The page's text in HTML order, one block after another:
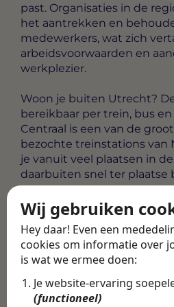
Wij gebruiken
Hey daar! Even een
cookies om informatie over
is wat we ermee doen:
Je website-ervaring
(functioneel)
past. Organisaties in de
het aantrekken en
medewerkers, wat zich
arbeidsvoorwaarden en
werkplezier.
Woon je buiten Utrecht?
bereikbaar per trein, bus
Centraal is een van de
bezochte treinstations van
je vanuit veel plaatsen in
daarbuiten snel ter plaatse
Alle vacatures·Career tips
Terug
Deel deze